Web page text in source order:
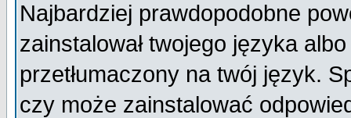
Najbardziej prawdopodobne
zainstalował twojego języka
przetłumaczony na twój język.
czy może zainstalować